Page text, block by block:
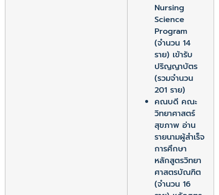
Nursing
Science
Program
(จำนวน 14
ราย) เข้ารับ
ปริญญาบัตร
(รวมจำนวน
201 ราย)
คณบดี คณะ
วิทยาศาสตร์
สุขภาพ อ่าน
รายนามผู้สำเร็จ
การศึกษา
หลักสูตรวิทยา
ศาสตรบัณฑิต
(จำนวน 16